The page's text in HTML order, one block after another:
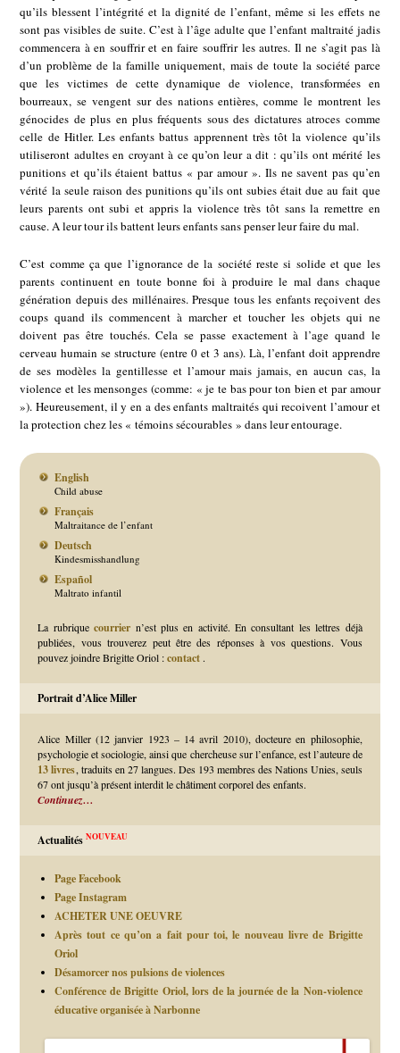
qu’ils blessent l’intégrité et la dignité de l’enfant, même si les effets ne
sont pas visibles de suite. C’est à l’âge adulte que l’enfant maltraité jadis
commencera à en souffrir et en faire souffrir les autres. Il ne s’agit pas là
d’un problème de la famille uniquement, mais de toute la société parce
que les victimes de cette dynamique de violence, transformées en
bourreaux, se vengent sur des nations entières, comme le montrent les
génocides de plus en plus fréquents sous des dictatures atroces comme
celle de Hitler. Les enfants battus apprennent très tôt la violence qu’ils
utiliseront adultes en croyant à ce qu’on leur a dit : qu’ils ont mérité les
punitions et qu’ils étaient battus « par amour ». Ils ne savent pas qu’en
vérité la seule raison des punitions qu’ils ont subies était due au fait que
leurs parents ont subi et appris la violence très tôt sans la remettre en
cause. A leur tour ils battent leurs enfants sans penser leur faire du mal.
C’est comme ça que l’ignorance de la société reste si solide et que les
parents continuent en toute bonne foi à produire le mal dans chaque
génération depuis des millénaires. Presque tous les enfants reçoivent des
coups quand ils commencent à marcher et toucher les objets qui ne
doivent pas être touchés. Cela se passe exactement à l’age quand le
cerveau humain se structure (entre 0 et 3 ans). Là, l’enfant doit apprendre
de ses modèles la gentillesse et l’amour mais jamais, en aucun cas, la
violence et les mensonges (comme: « je te bas pour ton bien et par amour
»). Heureusement, il y en a des enfants maltraités qui recoivent l’amour et
la protection chez les « témoins sécourables » dans leur entourage.
English
Child abuse
Français
Maltraitance de l’enfant
Deutsch
Kindesmisshandlung
Español
Maltrato infantil
La rubriquecourrier n’est plus en activité. En consultant les lettres déjà
publiées, vous trouverez peut être des réponses à vos questions. Vous
pouvez joindre Brigitte Oriol :contact .
Portrait d’Alice Miller
Alice Miller (12 janvier 1923 – 14 avril 2010), docteure en philosophie,
psychologie et sociologie, ainsi que chercheuse sur l’enfance, est l’auteure de
13 livres, traduits en 27 langues. Des 193 membres des Nations Unies, seuls
67 ont jusqu’à présent interdit le châtiment corporel des enfants.
Continuez…
ActualitésNOUVEAU
Page Facebook
Page Instagram
ACHETER UNE OEUVRE
Après tout ce qu’on a fait pour toi, le nouveau livre de Brigitte
Oriol
Désamorcer nos pulsions de violences
Conférence de Brigitte Oriol, lors de la journée de la Non-violence
éducative organisée à Narbonne